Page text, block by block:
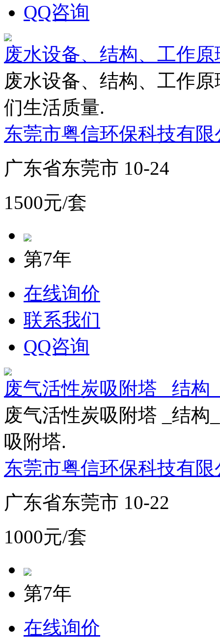
QQ咨询
废水设备、结构、工作
废水设备、结构、工作
们生活质量.
东莞市粤信环保科技有限
广东省东莞市 10-24
1500元/套
第7年
在线询价
联系我们
QQ咨询
废气活性炭吸附塔 _结构
废气活性炭吸附塔 _结
吸附塔.
东莞市粤信环保科技有限
广东省东莞市 10-22
1000元/套
第7年
在线询价